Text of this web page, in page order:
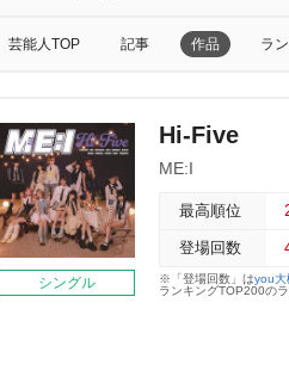
芸能人TOP 記事 作品 ラ
シングル
Hi-Five
ME:I
最高順位
登場回数
※「登場回数」はyou大
ランキングTOP200の